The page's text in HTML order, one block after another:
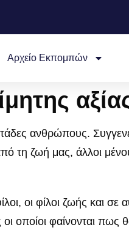
Αρχείο Εκπομπών
ανθρώπους.
τη ζωή μας, άλλοι
οι φίλοι ζωής και
φαίνονται πως